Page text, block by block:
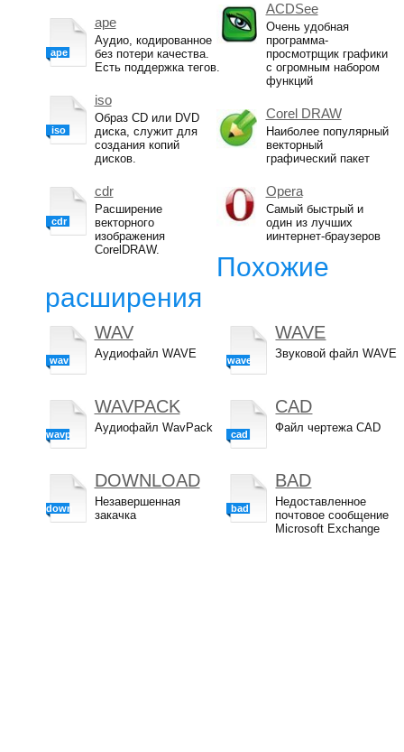
ape
ape
Аудио, кодированное
без потери качества.
Есть поддержка тегов.
iso
iso
Образ CD или DVD
диска, служит для
создания копий
дисков.
cdr
cdr
Расширение
векторного
изображения
CorelDRAW.
ACDSee
Очень удобная
программа-
просмотрщик графики
с огромным набором
функций
Corel DRAW
Наиболее популярный
векторный
графический пакет
Opera
Самый быстрый и
один из лучших
иинтернет-браузеров
Похожие
расширения
wav
WAV
Аудиофайл WAVE
wavpack
WAVPACK
Аудиофайл WavPack
download
DOWNLOAD
Незавершенная
закачка
wave
WAVE
Звуковой файл WAVE
cad
CAD
Файл чертежа CAD
bad
BAD
Недоставленное
почтовое сообщение
Microsoft Exchange